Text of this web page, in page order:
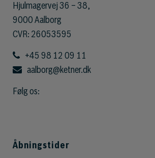
Hjulmagervej 36 – 38,
9000 Aalborg
CVR: 26053595
+45 98 12 09 11
aalborg@ketner.dk
Følg os:
Åbningstider